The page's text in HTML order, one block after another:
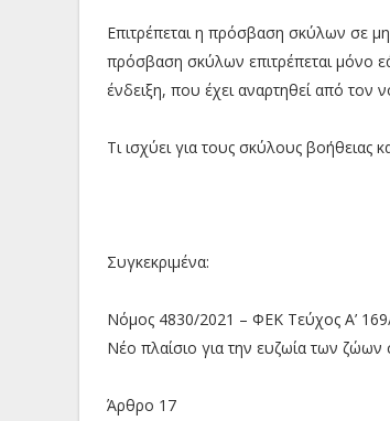
Επιτρέπεται η πρόσβαση σκύλων σε
πρόσβαση σκύλων επιτρέπεται μόνο
ένδειξη, που έχει αναρτηθεί από τον
Τι ισχύει για τους σκύλους βοήθειας
Συγκεκριμένα:
Νόμος 4830/2021 – ΦΕΚ Τεύχος A’
Νέο πλαίσιο για την ευζωία των ζώων
Άρθρο 17